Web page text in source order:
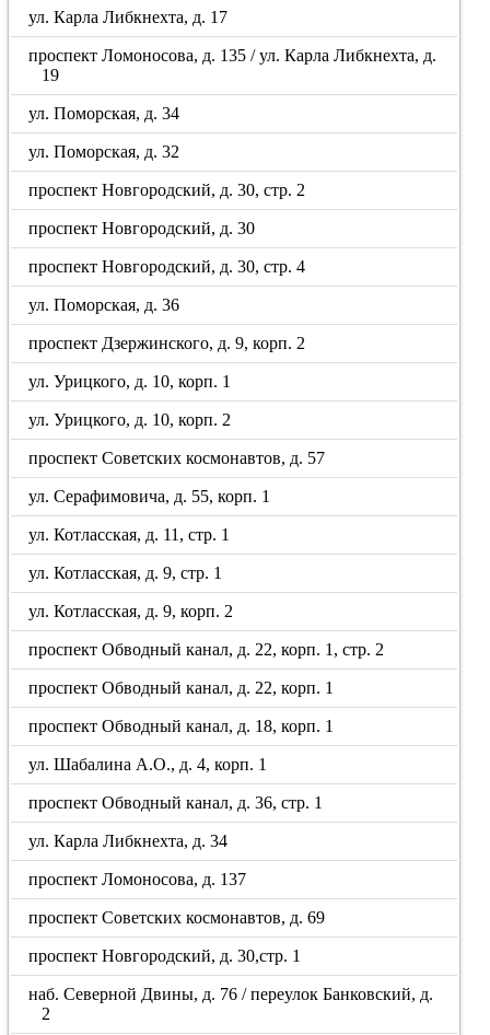
ул. Карла Либкнехта, д. 17
проспект Ломоносова, д. 135 / ул. Карла Либкнехта, д.
19
ул. Поморская, д. 34
ул. Поморская, д. 32
проспект Новгородский, д. 30, стр. 2
проспект Новгородский, д. 30
проспект Новгородский, д. 30, стр. 4
ул. Поморская, д. 36
проспект Дзержинского, д. 9, корп. 2
ул. Урицкого, д. 10, корп. 1
ул. Урицкого, д. 10, корп. 2
проспект Советских космонавтов, д. 57
ул. Серафимовича, д. 55, корп. 1
ул. Котласская, д. 11, стр. 1
ул. Котласская, д. 9, стр. 1
ул. Котласская, д. 9, корп. 2
проспект Обводный канал, д. 22, корп. 1, стр. 2
проспект Обводный канал, д. 22, корп. 1
проспект Обводный канал, д. 18, корп. 1
ул. Шабалина А.О., д. 4, корп. 1
проспект Обводный канал, д. 36, стр. 1
ул. Карла Либкнехта, д. 34
проспект Ломоносова, д. 137
проспект Советских космонавтов, д. 69
проспект Новгородский, д. 30,стр. 1
наб. Северной Двины, д. 76 / переулок Банковский, д.
2